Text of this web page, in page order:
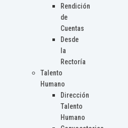
Rendición
de
Cuentas
Desde
la
Rectoría
Talento
Humano
Dirección
Talento
Humano